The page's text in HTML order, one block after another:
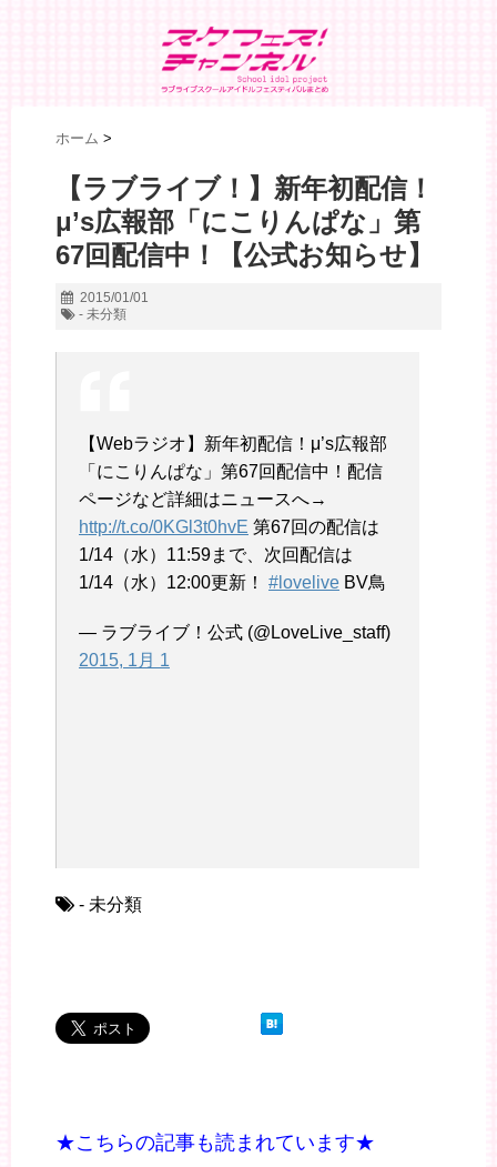
ホーム >
【ラブライブ！】新年初配信！
μ’s広報部「にこりんぱな」第
67回配信中！【公式お知らせ】
2015/01/01
- 未分類
【Webラジオ】新年初配信！μ’s広報部
「にこりんぱな」第67回配信中！配信
ページなど詳細はニュースへ→
http://t.co/0KGl3t0hvE 第67回の配信は
1/14（水）11:59まで、次回配信は
1/14（水）12:00更新！ #lovelive BV鳥
— ラブライブ！公式 (@LoveLive_staff)
2015, 1月 1
- 未分類
★こちらの記事も読まれています★